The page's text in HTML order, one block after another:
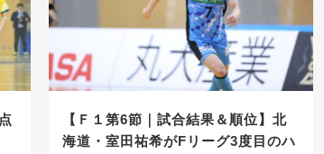
【Ｆ１第6節｜試合結果＆順位】北
海道・室田祐希がFリーグ3度目のハ